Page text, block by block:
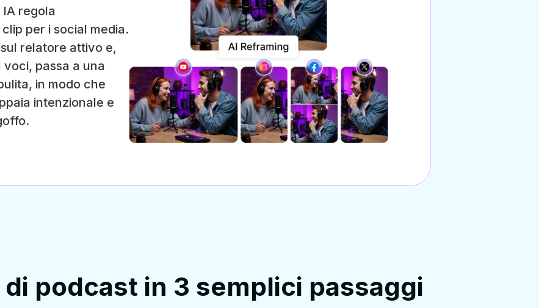
regola
per i social media.
relatore attivo e,
voci, passa a una
in modo che
intenzionale e
podcast in 3 semplici passaggi